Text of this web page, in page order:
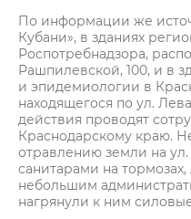
По информации же
Кубани», в зданиях
Роспотребнадзора,
Рашпилевской, 100, и в
и эпидемиологии в
находящегося по ул.
действия проводят
Краснодарскому краю.
отравлению земли на
санитарами на
небольшим
нагрянули к ним